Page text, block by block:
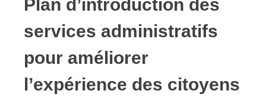
Plan d’introduction des
services administratifs
pour améliorer
l’expérience des citoyens